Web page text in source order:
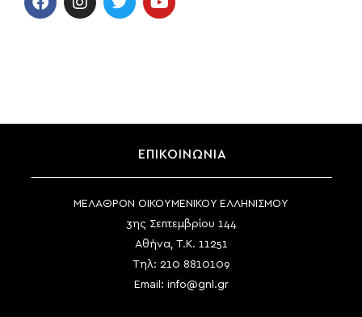
ΕΠΙΚΟΙΝΩΝΙΑ
ΜΕΛΑΘΡΟΝ ΟΙΚΟΥΜΕΝΙΚΟΥ ΕΛΛΗΝΙΣΜΟΥ
3ης Σεπτεμβρίου 144
Αθήνα, Τ.Κ. 11251
Τηλ: 210 8810109
Email: info@gnl.gr